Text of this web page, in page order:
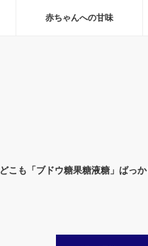
赤ちゃんへの甘味
どこも「ブドウ糖果糖液糖」ばっ